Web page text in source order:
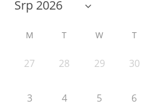
M T W T
27 28 29 30
3 4 5 6